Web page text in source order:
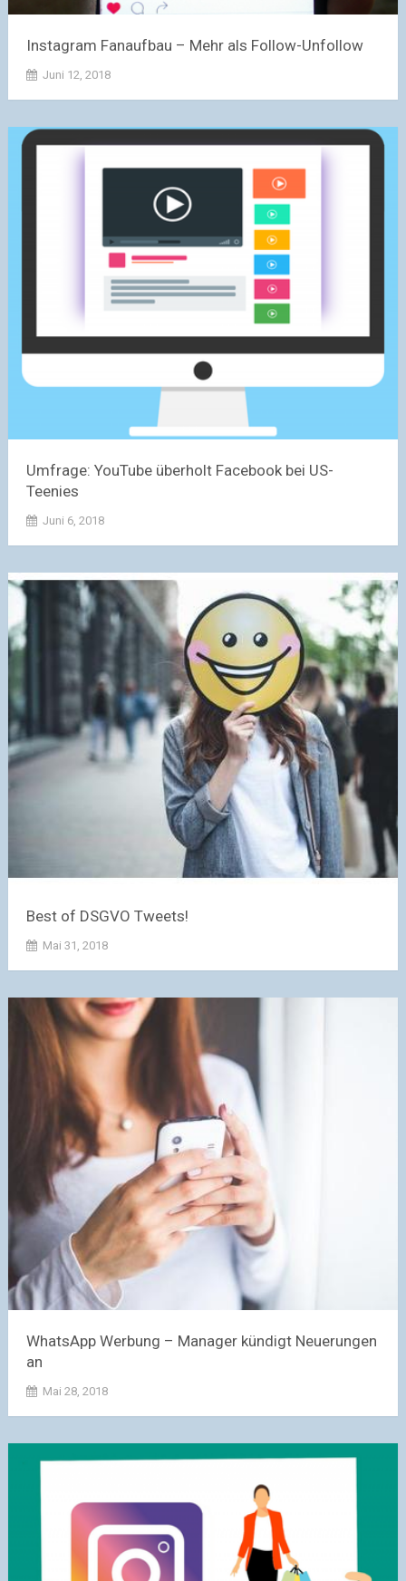
Instagram Fanaufbau – Mehr als Follow-Unfollow
Juni 12, 2018
Umfrage: YouTube überholt Facebook bei US-
Teenies
Juni 6, 2018
Best of DSGVO Tweets!
Mai 31, 2018
WhatsApp Werbung – Manager kündigt Neuerungen
an
Mai 28, 2018